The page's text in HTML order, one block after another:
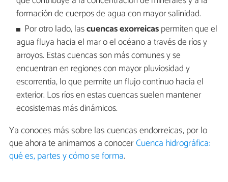
formación de cuerpos de agua con mayor salinidad.
Por otro lado, lascuencas exorreicaspermiten que el
agua fluya hacia el mar o el océano a través de ríos y
arroyos. Estas cuencas son más comunes y se
encuentran en regiones con mayor pluviosidad y
escorrentía, lo que permite un flujo continuo hacia el
exterior. Los ríos en estas cuencas suelen mantener
ecosistemas más dinámicos.
Ya conoces más sobre las cuencas endorreicas, por lo
que ahora te animamos a conocerCuenca hidrográfica:
qué es, partes y cómo se forma.